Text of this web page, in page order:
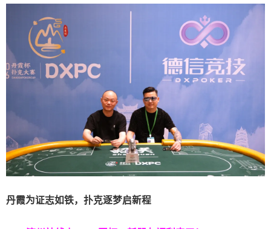
丹霞为证志如铁，扑克逐梦启新程